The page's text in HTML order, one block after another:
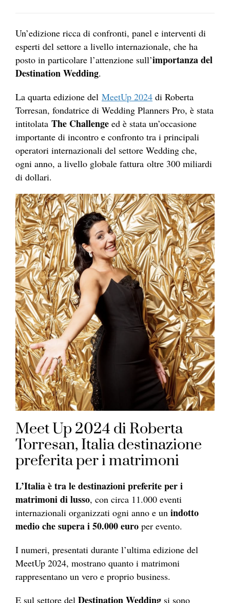
Un’edizione ricca di confronti, panel e interventi di
esperti del settore a livello internazionale, che ha
posto in particolare l’attenzione sull’importanza del
Destination Wedding.
La quarta edizione del MeetUp 2024 di Roberta
Torresan, fondatrice di Wedding Planners Pro, è stata
intitolata The Challenge ed è stata un’occasione
importante di incontro e confronto tra i principali
operatori internazionali del settore Wedding che,
ogni anno, a livello globale fattura oltre 300 miliardi
di dollari.
Meet Up 2024 di Roberta
Torresan, Italia destinazione
preferita per i matrimoni
L’Italia è tra le destinazioni preferite per i
matrimoni di lusso, con circa 11.000 eventi
internazionali organizzati ogni anno e un indotto
medio che supera i 50.000 euro per evento.
I numeri, presentati durante l’ultima edizione del
MeetUp 2024, mostrano quanto i matrimoni
rappresentano un vero e proprio business.
E sul settore del Destination Wedding si sono